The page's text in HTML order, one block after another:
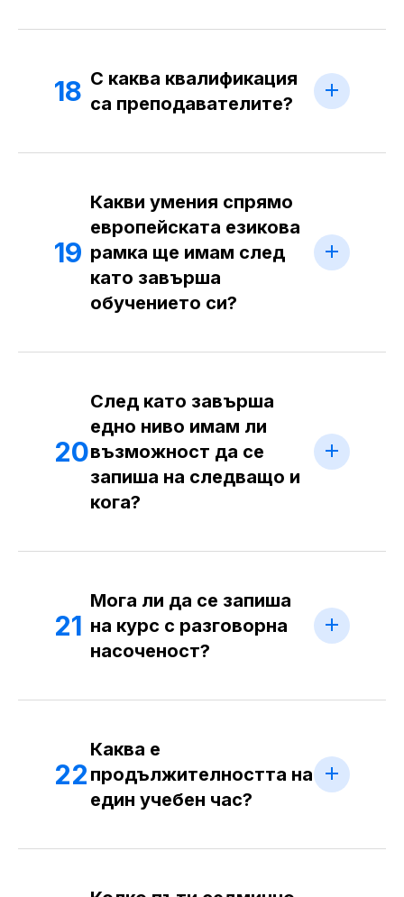
18 С каква квалификация
са преподавателите?
19
Какви умения спрямо
европейската езикова
рамка ще имам след
като завърша
обучението си?
20
След като завърша
едно ниво имам ли
възможност да се
запиша на следващо и
кога?
21
Мога ли да се запиша
на курс с разговорна
насоченост?
22
Каква е
продължителността на
един учебен час?